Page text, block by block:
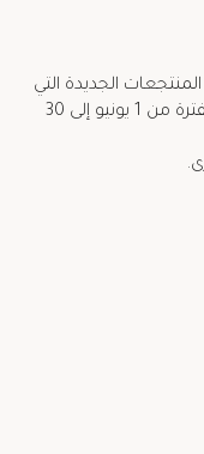
الجديدة التي
تم إجراؤها ودفعها بالكامل للإقامات خلال الفترة من 1 يونيو إلى 30